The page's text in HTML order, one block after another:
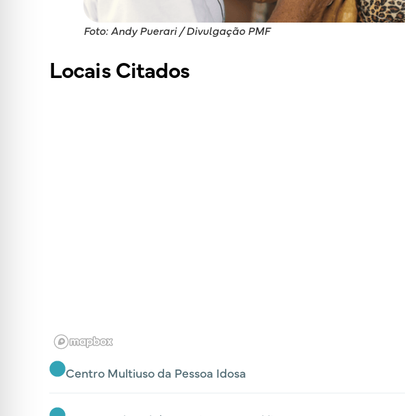
Foto: Andy Puerari / Divulgação PMF
Locais Citados
Centro Multiuso da Pessoa Idosa